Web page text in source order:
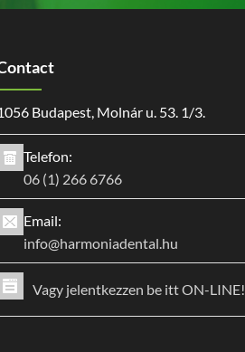
Budapest, Molnár u. 53. 1/3.
Telefon:
06 (1) 266 6766
Email:
info@harmoniadental.hu
Vagy jelentkezzen be itt ON-LINE!